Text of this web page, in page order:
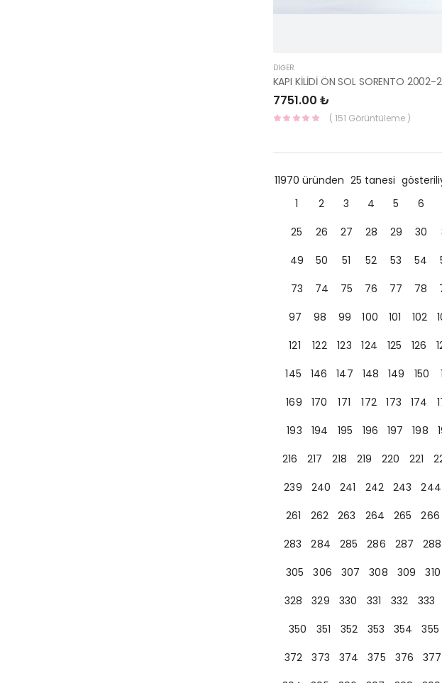
DIĞER
7751.00 ₺
( 151 Görüntüleme )
11970 üründen 25 tanesi
1
2 3 4 5 6
25
26 27 28 29 30
49
50 51 52 53 54
73
74 75 76 77 78
97
98 99 100 101 102
121
122 123 124 125 126
145
146 147 148 149 150
169
170 171 172 173 174
193
194 195 196 197 198
216
217 218 219 220 221
239
240 241 242 243 244
261
262 263 264 265 266
283
284 285 286 287 288
305
306 307 308 309 310
328
329 330 331 332 333
350
351 352 353 354 355
372
373 374 375 376 377